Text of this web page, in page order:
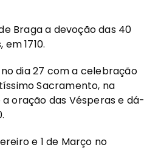
Braga a devoção das 40
1710.
dia 27 com a celebração
Sacramento, na
oração das Vésperas e dá-
e 1 de Março no